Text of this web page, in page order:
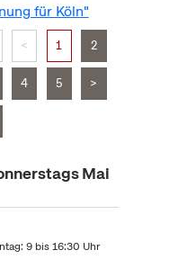
für Köln"
< 1 2
4 5 >
Mai
9 bis 16:30 Uhr